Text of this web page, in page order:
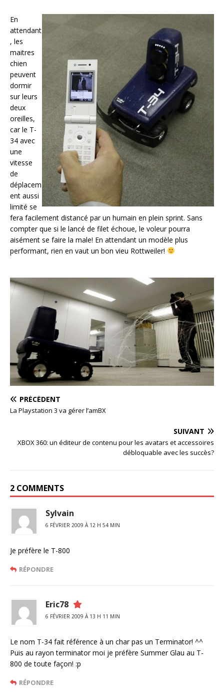
En
attendant
, les
maitres
chien
peuvent
dormir
sur leurs
deux
oreilles,
car le T-
34 avec
une
vitesse
de
déplacem
ent aussi
limité se
fera facilement distancé par un humain en plein sprint. Sans
compter que si le lancé de filet échoue, le voleur pourra
aisément se faire la male! En attendant un modèle plus
performant, rien en vaut un bon vieu Rottweiler!
PRÉCÉDENT
La Playstation 3 va gérer l’amBX
SUIVANT
XBOX 360: un éditeur de contenu pour les avatars et accessoires
débloquable avec les succès?
2 COMMENTS
Sylvain
6 FÉVRIER 2009 À 12 H 54 MIN
Je préfère le T-800
RÉPONDRE
Eric78
6 FÉVRIER 2009 À 13 H 11 MIN
Le nom T-34 fait référence à un char pas un Terminator! ^^
Puis au rayon terminator moi je préfère Summer Glau au T-
800 de toute façon! :p
RÉPONDRE